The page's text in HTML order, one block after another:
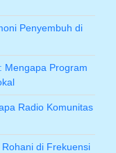
Penyembuh di
Mengapa Program
Radio Komunitas
di Frekuensi